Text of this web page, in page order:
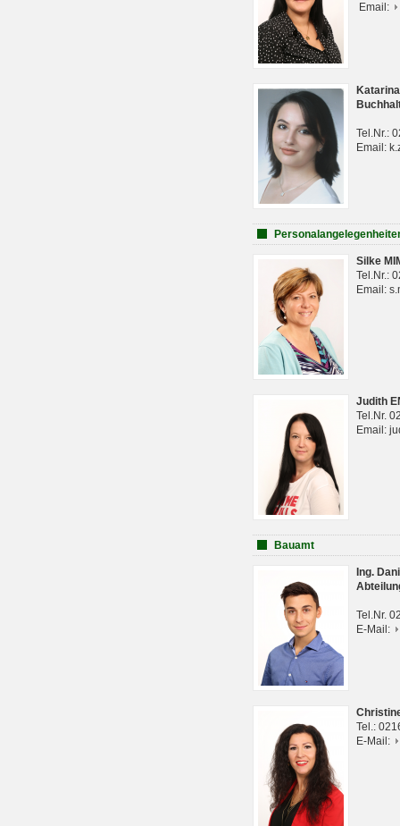
Email:
Tel.Nr.:
Email:
Silke
Tel.Nr.:
Email:
Judith
Tel.Nr.
Email:
Bauamt
Ing.
Tel.Nr.
E-Mail:
Tel.:
E-Mail: